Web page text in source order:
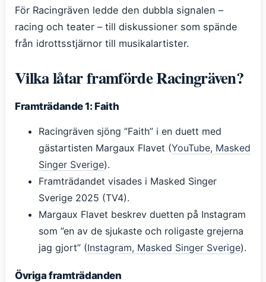
För Racingräven ledde den dubbla signalen –
racing och teater – till diskussioner som spände
från idrottsstjärnor till musikalartister.
Vilka låtar framförde Racingräven?
Framträdande 1: Faith
Racingräven sjöng ”Faith” i en duett med
gästartisten Margaux Flavet (YouTube, Masked
Singer Sverige).
Framträdandet visades i Masked Singer
Sverige 2025 (TV4).
Margaux Flavet beskrev duetten på Instagram
som ”en av de sjukaste och roligaste grejerna
jag gjort” (Instagram, Masked Singer Sverige).
Övriga framträdanden